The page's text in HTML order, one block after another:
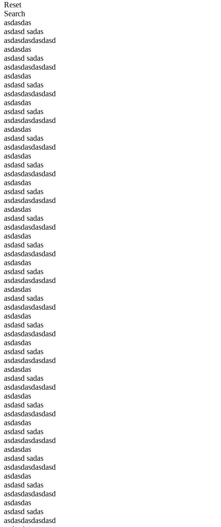
Reset
Search
asdasdas
asdasd sadas
asdasdasdasdasd
asdasdas
asdasd sadas
asdasdasdasdasd
asdasdas
asdasd sadas
asdasdasdasdasd
asdasdas
asdasd sadas
asdasdasdasdasd
asdasdas
asdasd sadas
asdasdasdasdasd
asdasdas
asdasd sadas
asdasdasdasdasd
asdasdas
asdasd sadas
asdasdasdasdasd
asdasdas
asdasd sadas
asdasdasdasdasd
asdasdas
asdasd sadas
asdasdasdasdasd
asdasdas
asdasd sadas
asdasdasdasdasd
asdasdas
asdasd sadas
asdasdasdasdasd
asdasdas
asdasd sadas
asdasdasdasdasd
asdasdas
asdasd sadas
asdasdasdasdasd
asdasdas
asdasd sadas
asdasdasdasdasd
asdasdas
asdasd sadas
asdasdasdasdasd
asdasdas
asdasd sadas
asdasdasdasdasd
asdasdas
asdasd sadas
asdasdasdasdasd
asdasdas
asdasd sadas
asdasdasdasdasd
asdasdas
asdasd sadas
asdasdasdasdasd